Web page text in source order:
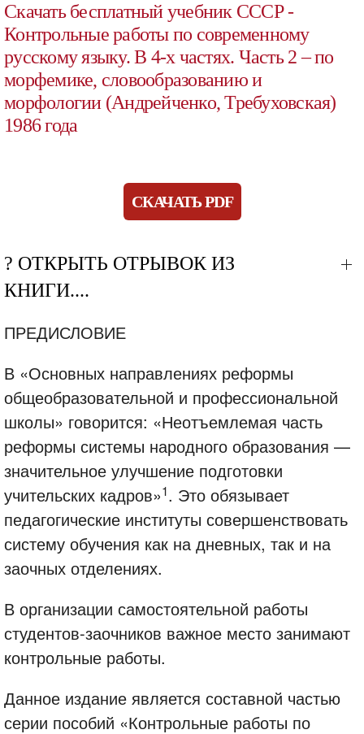
Скачать бесплатный учебник СССР -
Контрольные работы по современному
русскому языку. В 4-х частях. Часть 2 – по
морфемике, словообразованию и
морфологии (Андрейченко, Требуховская)
1986 года
СКАЧАТЬ PDF
? ОТКРЫТЬ ОТРЫВОК ИЗ
КНИГИ....
ПРЕДИСЛОВИЕ
В «Основных направлениях реформы
общеобразовательной и профессиональной
школы» говорится: «Неотъемлемая часть
реформы системы народного образования —
значительное улучшение подготовки
учительских кадров»1. Это обязывает
педагогические институты совершенствовать
систему обучения как на дневных, так и на
заочных отделениях.
В организации самостоятельной работы
студентов-заочников важное место занимают
контрольные работы.
Данное издание является составной частью
серии пособий «Контрольные работы по